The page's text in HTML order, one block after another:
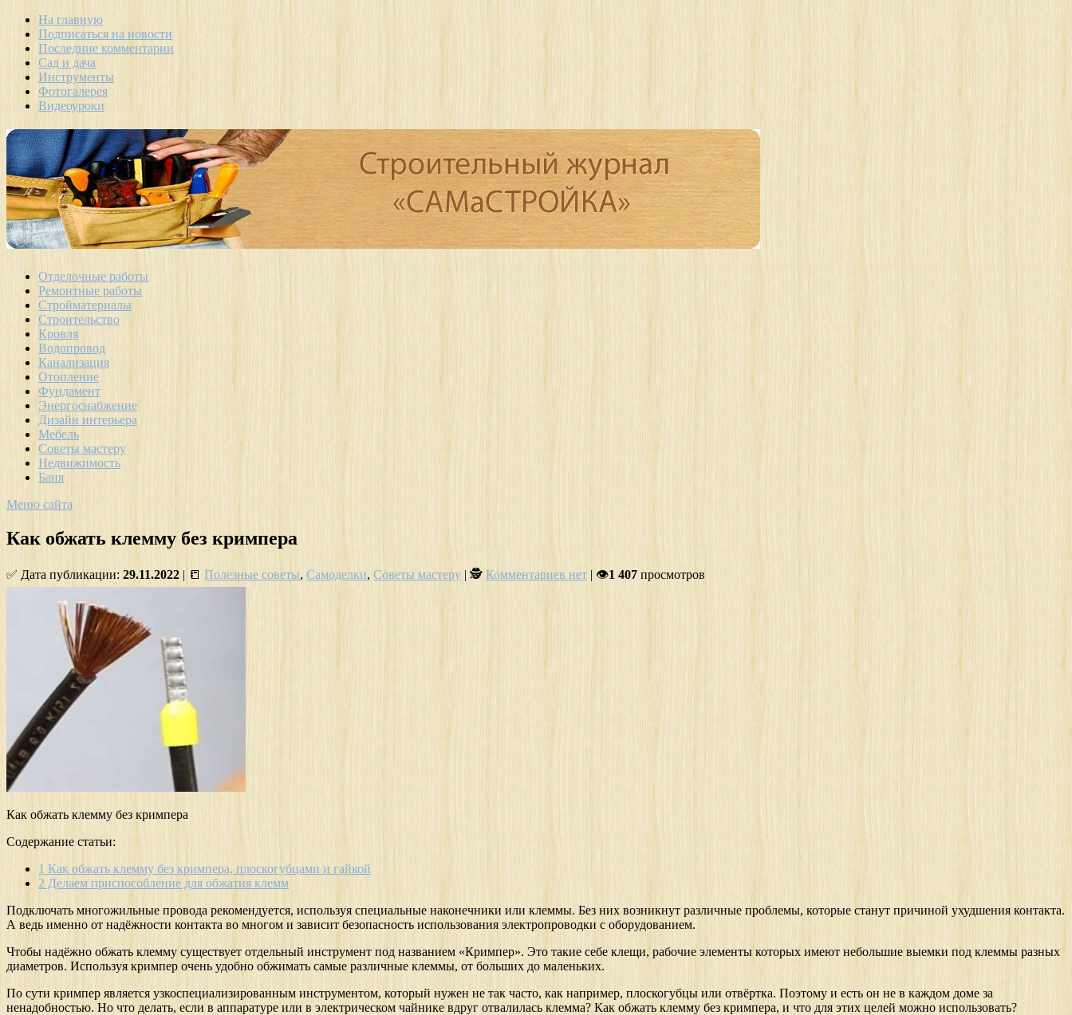
На главную
Подписаться на новости
Последние комментарии
Сад и дача
Инструменты
Фотогалерея
Видеоуроки
Отделочные работы
Ремонтные работы
Стройматериалы
Строительство
Кровля
Водопровод
Канализация
Отопление
Фундамент
Энергоснабжение
Дизайн интерьера
Мебель
Советы мастеру
Недвижимость
Баня
Меню сайта
Как обжать клемму без кримпера
✅ Дата публикации: 29.11.2022 | 📒 Полезные советы, Самоделки, Советы мастеру | 🕵 Комментариев нет | 👁1 407 просмотров
Как обжать клемму без кримпера
Содержание статьи:
1 Как обжать клемму без кримпера, плоскогубцами и гайкой
2 Делаем приспособление для обжатия клемм
Подключать многожильные провода рекомендуется, используя специальные наконечники или клеммы. Без них возникнут различные проблемы, которые станут причиной ухудшения контакта.
А ведь именно от надёжности контакта во многом и зависит безопасность использования электропроводки с оборудованием.
Чтобы надёжно обжать клемму существует отдельный инструмент под названием «Кримпер». Это такие себе клещи, рабочие элементы которых имеют небольшие выемки под клеммы разных
диаметров. Используя кримпер очень удобно обжимать самые различные клеммы, от больших до маленьких.
По сути кримпер является узкоспециализированным инструментом, который нужен не так часто, как например, плоскогубцы или отвёртка. Поэтому и есть он не в каждом доме за
ненадобностью. Но что делать, если в аппаратуре или в электрическом чайнике вдруг отвалилась клемма? Как обжать клемму без кримпера, и что для этих целей можно использовать?